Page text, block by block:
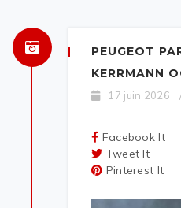
PEUGEOT
KERRMANN
17 juin 2026
Facebook It
Tweet It
Pinterest It